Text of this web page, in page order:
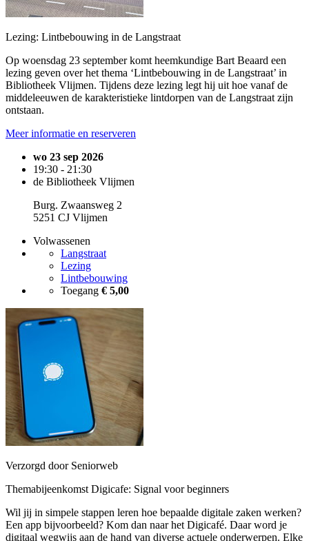
Lezing: Lintbebouwing in de Langstraat
Op woensdag 23 september komt heemkundige Bart Beaard een
lezing geven over het thema ‘Lintbebouwing in de Langstraat’ in
Bibliotheek Vlijmen. Tijdens deze lezing legt hij uit hoe vanaf de
middeleeuwen de karakteristieke lintdorpen van de Langstraat zijn
ontstaan.
Meer informatie en reserveren
wo 23 sep 2026
19:30 - 21:30
de Bibliotheek Vlijmen
Burg. Zwaansweg 2
5251 CJ Vlijmen
Volwassenen
Langstraat
Lezing
Lintbebouwing
Toegang € 5,00
Verzorgd door Seniorweb
Themabijeenkomst Digicafe: Signal voor beginners
Wil jij in simpele stappen leren hoe bepaalde digitale zaken werken?
Een app bijvoorbeeld? Kom dan naar het Digicafé. Daar word je
digitaal wegwijs aan de hand van diverse actuele onderwerpen. Elke